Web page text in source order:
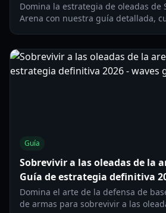
Domina la estrategia de oleadas de
Arena con nuestra guía detallada,
Guía
Sobrevivir a las oleadas de la
Guía de estrategia definitiva
Domina el arte de la defensa de
de armas para sobrevivir a las